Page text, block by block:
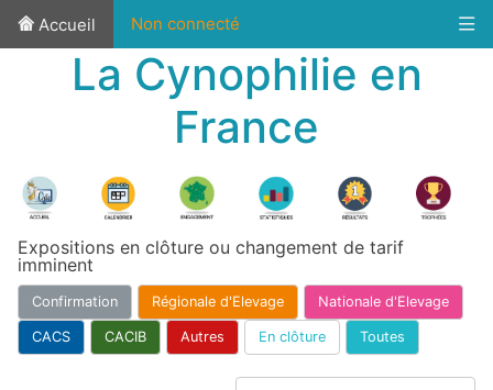
Accueil Non connecté
La Cynophilie en
France
Expositions en clôture ou changement de tarif
imminent
Confirmation Régionale d'Elevage Nationale d'Elevage
CACS CACIB Autres En clôture Toutes